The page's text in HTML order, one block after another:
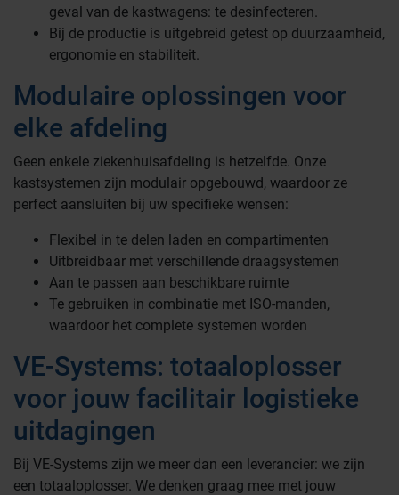
geval van de kastwagens: te desinfecteren.
Bij de productie is uitgebreid getest op duurzaamheid,
ergonomie en stabiliteit.
Modulaire oplossingen voor
elke afdeling
Geen enkele ziekenhuisafdeling is hetzelfde. Onze
kastsystemen zijn modulair opgebouwd, waardoor ze
perfect aansluiten bij uw specifieke wensen:
Flexibel in te delen laden en compartimenten
Uitbreidbaar met verschillende draagsystemen
Aan te passen aan beschikbare ruimte
Te gebruiken in combinatie met ISO-manden,
waardoor het complete systemen worden
VE-Systems: totaaloplosser
voor jouw facilitair logistieke
uitdagingen
Bij VE-Systems zijn we meer dan een leverancier: we zijn
een totaaloplosser. We denken graag mee met jouw